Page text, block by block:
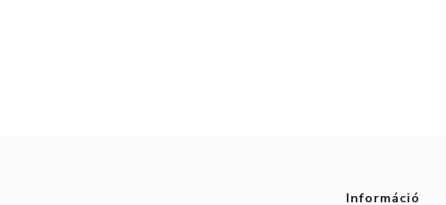
Információ